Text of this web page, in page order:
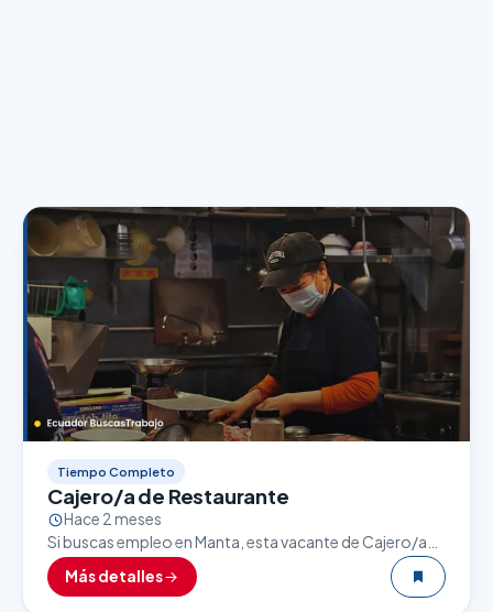
Tiempo Completo
Cajero/a de Restaurante
Hace 2 meses
Si buscas empleo en Manta, esta vacante de Cajero/a
de Restaurante puede ser una excelente oportunidad. El
sector gastronómico es uno de los que…
Más detalles